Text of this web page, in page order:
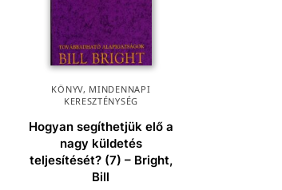
KÖNYV, MINDENNAPI
KERESZTÉNYSÉG
Hogyan segíthetjük elő a
nagy küldetés
teljesítését? (7) – Bright,
Bill